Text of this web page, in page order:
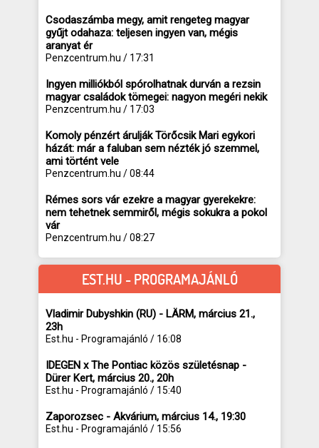
Csodaszámba megy, amit rengeteg magyar
gyűjt odahaza: teljesen ingyen van, mégis
aranyat ér
Penzcentrum.hu / 17:31
Ingyen milliókból spórolhatnak durván a rezsin
magyar családok tömegei: nagyon megéri nekik
Penzcentrum.hu / 17:03
Komoly pénzért árulják Törőcsik Mari egykori
házát: már a faluban sem nézték jó szemmel,
ami történt vele
Penzcentrum.hu / 08:44
Rémes sors vár ezekre a magyar gyerekekre:
nem tehetnek semmiről, mégis sokukra a pokol
vár
Penzcentrum.hu / 08:27
EST.HU - PROGRAMAJÁNLÓ
Vladimir Dubyshkin (RU) - LÄRM, március 21.,
23h
Est.hu - Programajánló / 16:08
IDEGEN x The Pontiac közös születésnap -
Dürer Kert, március 20., 20h
Est.hu - Programajánló / 15:40
Zaporozsec - Akvárium, március 14., 19:30
Est.hu - Programajánló / 15:56